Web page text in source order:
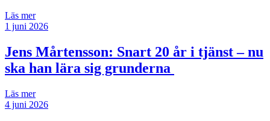
Läs mer
1 juni 2026
Jens Mårtensson: Snart 20 år i tjänst – nu
ska han lära sig grunderna
Läs mer
4 juni 2026